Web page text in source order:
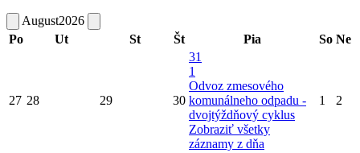
August2026
Po
Ut St Št Pia So Ne
27 28 29 30
31
1
Odvoz zmesového
komunálneho odpadu -
dvojtýždňový cyklus
Zobraziť všetky
záznamy z dňa
1 2